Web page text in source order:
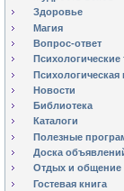
Здоровье
Магия
Вопрос-ответ
Психологические
Новости
Библиотека
Каталоги
Полезные
Доска
Отдых и общение
Гостевая книга